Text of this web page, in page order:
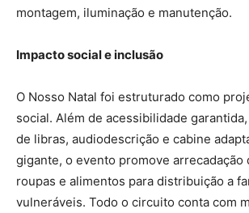
montagem, iluminação e manutenção.
Impacto social e inclusão
O Nosso Natal foi estruturado como
social. Além de acessibilidade
de libras, audiodescrição e cabine
gigante, o evento promove arrecadação
roupas e alimentos para distribuição a
vulneráveis. Todo o circuito conta com